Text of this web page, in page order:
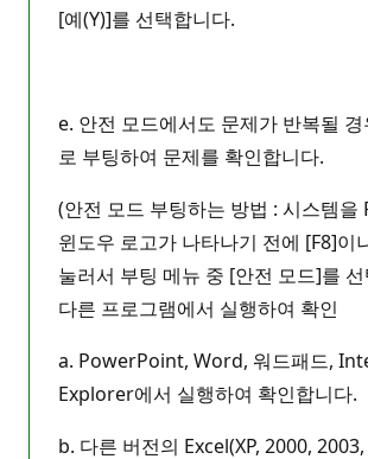
[예(Y)]를 선택합니다.
e. 안전 모드에서도 문제가 반복될
로 부팅하여 문제를 확인합니다.
(안전 모드 부팅하는 방법 : 시스템을
윈도우 로고가 나타나기 전에 [F8]이
눌러서 부팅 메뉴 중 [안전 모드]를
다른 프로그램에서 실행하여 확인
a. PowerPoint, Word, 워드패드,
Explorer에서 실행하여 확인합니다.
b. 다른 버전의 Excel(XP, 2000,